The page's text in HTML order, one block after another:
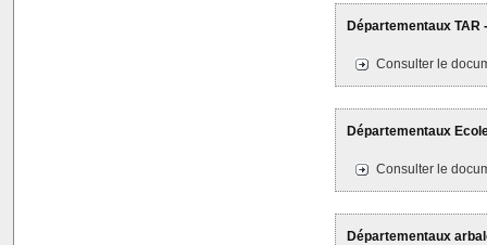
Départementaux TAR
Consulter le
Départementaux
Consulter le
Départementaux